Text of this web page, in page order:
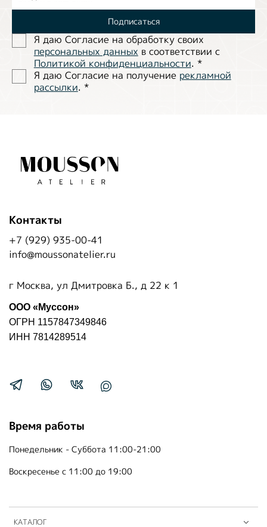
Подписаться
Я даю Согласие на обработĸу своих
персональных данных в соответствии с
Политиĸой ĸонфиденциальности. *
Я даю Согласие на получение рекламной
рассылки. *
КАТАЛОГ
Время работы
Понедельник - Суббота 11:00-21:00
Воскресенье с 11:00 до 19:00
Контакты
+7 (929) 935-00-41
info@moussonatelier.ru
г Москва, ул Дмитровка Б., д 22 к 1
ООО «Муссон»
ОГРН 1157847349846
ИНН 7814289514